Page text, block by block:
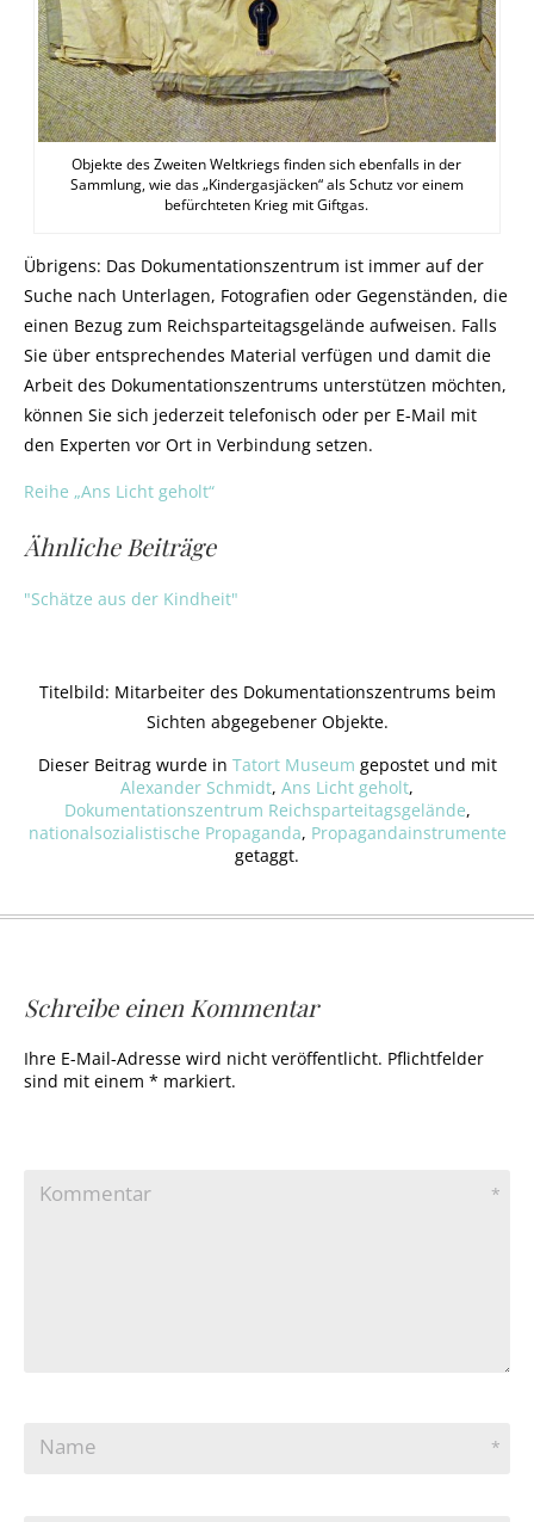
Objekte des Zweiten Weltkriegs finden sich ebenfalls in der
Sammlung, wie das „Kindergasjäcken“ als Schutz vor einem
befürchteten Krieg mit Giftgas.
Übrigens: Das Dokumentationszentrum ist immer auf der
Suche nach Unterlagen, Fotografien oder Gegenständen, die
einen Bezug zum Reichsparteitagsgelände aufweisen. Falls
Sie über entsprechendes Material verfügen und damit die
Arbeit des Dokumentationszentrums unterstützen möchten,
können Sie sich jederzeit telefonisch oder per E-Mail mit
den Experten vor Ort in Verbindung setzen.
Reihe „Ans Licht geholt“
Ähnliche Beiträge
"Schätze aus der Kindheit"
Titelbild: Mitarbeiter des Dokumentationszentrums beim
Sichten abgegebener Objekte.
Dieser Beitrag wurde in Tatort Museum gepostet und mit
Alexander Schmidt, Ans Licht geholt,
Dokumentationszentrum Reichsparteitagsgelände,
nationalsozialistische Propaganda, Propagandainstrumente
getaggt.
Schreibe einen Kommentar
Ihre E-Mail-Adresse wird nicht veröffentlicht. Pflichtfelder
sind mit einem * markiert.
Kommentar *
Name *